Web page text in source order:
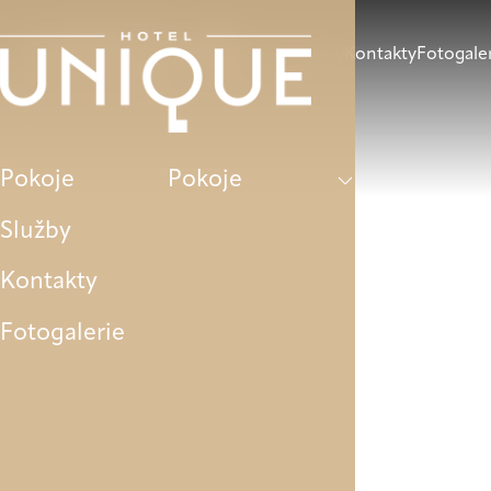
PokojeSlužby Kontakty
Pokoje Pokoje
Služby
Kontakty
Fotogalerie